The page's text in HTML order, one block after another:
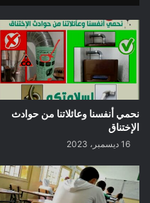
نحمي أنفسنا وعائلاتنا من حوادث
الإختناق
16 ديسمبر، 2023